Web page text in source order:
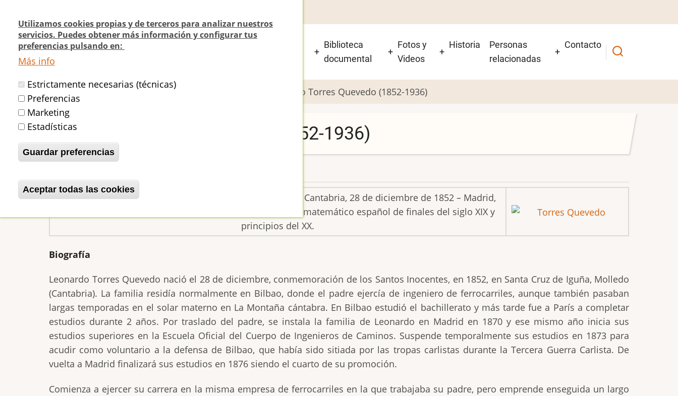
Utilizamos cookies propias y de terceros para analizar nuestros
servicios. Puedes obtener más información y configurar tus
preferencias pulsando en:
Más info
Estrictamente necesarias (técnicas)
Preferencias
Marketing
Estadísticas
Guardar preferencias
Aceptar todas las cookies
Revocar consentimiento
contenido
principal
Navegación
Actualidad
Biblioteca
documental
Fotos y
Videos
Historia
Personas
relacionadas
Contacto
Inicio Personas relacionadas con el Beti-Jai Leonardo Torres Quevedo (1852-1936)
Leonardo Torres Quevedo (1852-1936)
Leonardo Torres Quevedo (Santa Cruz de Iguña Molledo), Cantabria, 28 de diciembre de 1852 – Madrid,
18 de diciembre de 1936) fue un ingeniero de Caminos y matemático español de finales del siglo XIX y
principios del XX.
Biografía
Leonardo Torres Quevedo nació el 28 de diciembre, conmemoración de los Santos Inocentes, en 1852, en Santa Cruz de Iguña, Molledo
(Cantabria). La familia residía normalmente en Bilbao, donde el padre ejercía de ingeniero de ferrocarriles, aunque también pasaban
largas temporadas en el solar materno en La Montaña cántabra. En Bilbao estudió el bachillerato y más tarde fue a París a completar
estudios durante 2 años. Por traslado del padre, se instala la familia de Leonardo en Madrid en 1870 y ese mismo año inicia sus
estudios superiores en la Escuela Oficial del Cuerpo de Ingenieros de Caminos. Suspende temporalmente sus estudios en 1873 para
acudir como voluntario a la defensa de Bilbao, que había sido sitiada por las tropas carlistas durante la Tercera Guerra Carlista. De
vuelta a Madrid finalizará sus estudios en 1876 siendo el cuarto de su promoción.
Comienza a ejercer su carrera en la misma empresa de ferrocarriles en la que trabajaba su padre, pero emprende enseguida un largo